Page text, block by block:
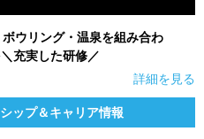
ウリング・温泉を組み合わ
充実した研修／
詳細を見る
ップ＆キャリア情報